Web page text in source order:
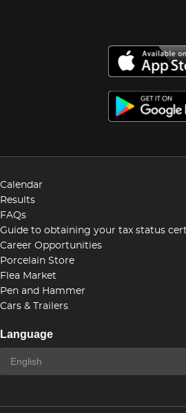
Calendar
Results
FAQs
Guide to obtaining your tax status
Career Opportunities
Porcelain Store
Flea Market
Pen and Hammer
Cars & Trailers
Language